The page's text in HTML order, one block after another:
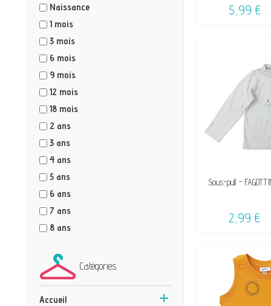
Naissance
1 mois
3 mois
6 mois
9 mois
12 mois
18 mois
2 ans
3 ans
4 ans
5 ans
6 ans
7 ans
8 ans
Catégories

Accueil
5,99 €
VENDU, VICTIME
Sous-pull -
2,99 €